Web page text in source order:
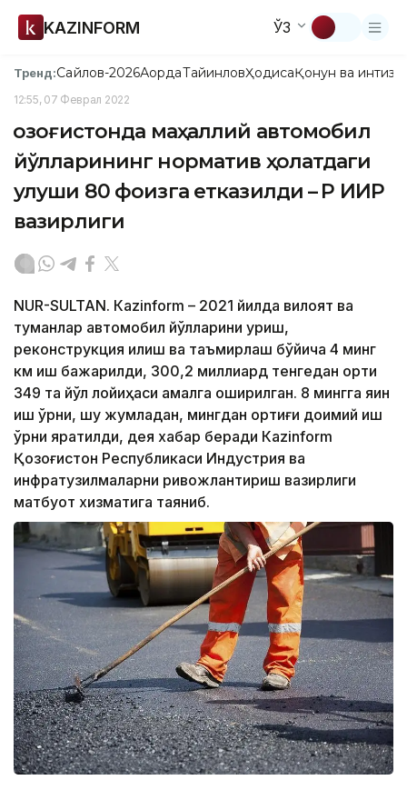
KAZINFORM ЎЗ
Тренд:Сайлов-2026АқордаТайинловҲодисаҚонун ва
12:55, 07 Феврал 2022
Қозоғистонда маҳаллий автомобил
йўлларининг норматив ҳолатдаги
улуши 80 фоизга етказилди – ҚР ИИР
вазирлиги
NUR-SULTAN. Кazinform – 2021 йилда вилоят ва
туманлар автомобил йўлларини қуриш,
реконструкция қилиш ва таъмирлаш бўйича 4 минг
км иш бажарилди, 300,2 миллиард тенгедан ортиқ
349 та йўл лойиҳаси амалга оширилган. 8 мингга яқин
иш ўрни, шу жумладан, мингдан ортиғи доимий иш
ўрни яратилди, дея хабар беради Кazinform
Қозоғистон Республикаси Индустрия ва
инфратузилмаларни ривожлантириш вазирлиги
матбуот хизматига таяниб.